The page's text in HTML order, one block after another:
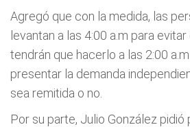
Agregó que con la medida, las
levantan a las 4:00 a.m para
tendrán que hacerlo a las 2:00
presentar la demanda
sea remitida o no.
Por su parte, Julio González pidió